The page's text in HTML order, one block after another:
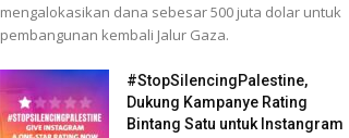
mengalokasikan dana sebesar 500 juta dolar untuk
pembangunan kembali Jalur Gaza.
#StopSilencingPalestine,
Dukung Kampanye Rating
Bintang Satu untuk Instangram